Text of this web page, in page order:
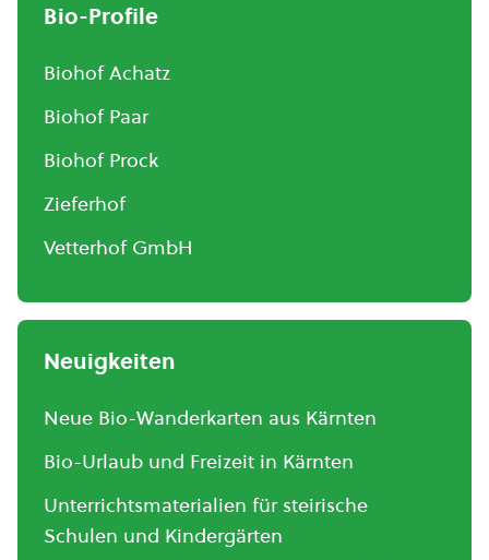
Bio-Profile
Biohof Achatz
Biohof Paar
Biohof Prock
Zieferhof
Vetterhof GmbH
Neuigkeiten
Neue Bio-Wanderkarten aus Kärnten
Bio-Urlaub und Freizeit in Kärnten
Unterrichtsmaterialien für steirische
Schulen und Kindergärten